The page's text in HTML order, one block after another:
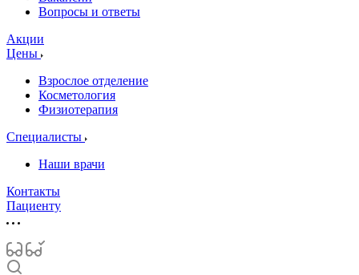
Вопросы и ответы
Акции
Цены
Взрослое отделение
Косметология
Физиотерапия
Специалисты
Наши врачи
Контакты
Пациенту